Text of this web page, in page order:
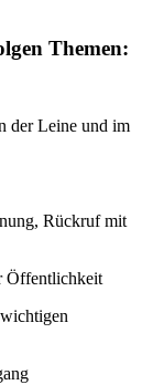
Themen:
der Leine und im
Rückruf mit
Öffentlichkeit